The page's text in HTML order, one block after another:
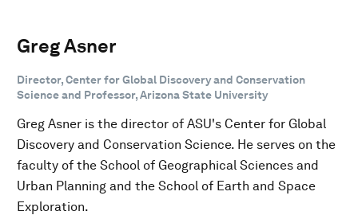
Greg Asner
Director, Center for Global Discovery and Conservation
Science and Professor, Arizona State University
Greg Asner is the director of ASU's Center for Global
Discovery and Conservation Science. He serves on the
faculty of the School of Geographical Sciences and
Urban Planning and the School of Earth and Space
Exploration.